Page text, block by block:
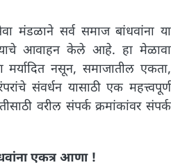
मंडळाने सर्व समाज बांधवांना या
आवाहन केले आहे. हा मेळावा
मर्यादित नसून, समाजातील एकता,
संवर्धन यासाठी एक महत्त्वपूर्ण
वरील संपर्क क्रमांकांवर संपर्क
एकत्र आणा !